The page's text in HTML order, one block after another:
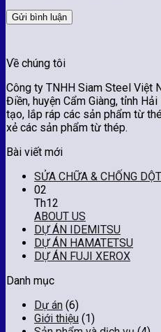
Về chúng tôi
Công ty TNHH Siam Steel Việt
Điền, huyện Cẩm Giàng, tỉnh
tạo, lắp ráp các sản phẩm từ
xẻ các sản phẩm từ thép.
Bài viết mới
SỬA CHỮA & CHỐNG
02
Th12
ABOUT US
DỰ ÁN IDEMITSU
DỰ ÁN HAMATETSU
DỰ ÁN FUJI XEROX
Danh mục
Dự án (6)
Giới thiệu (1)